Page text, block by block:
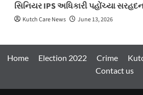
સિનિયર IPS અધિકારી પહોંચ્યા
Kutch Care News June 13, 2026
Home Election 2022 Crime
Contact us